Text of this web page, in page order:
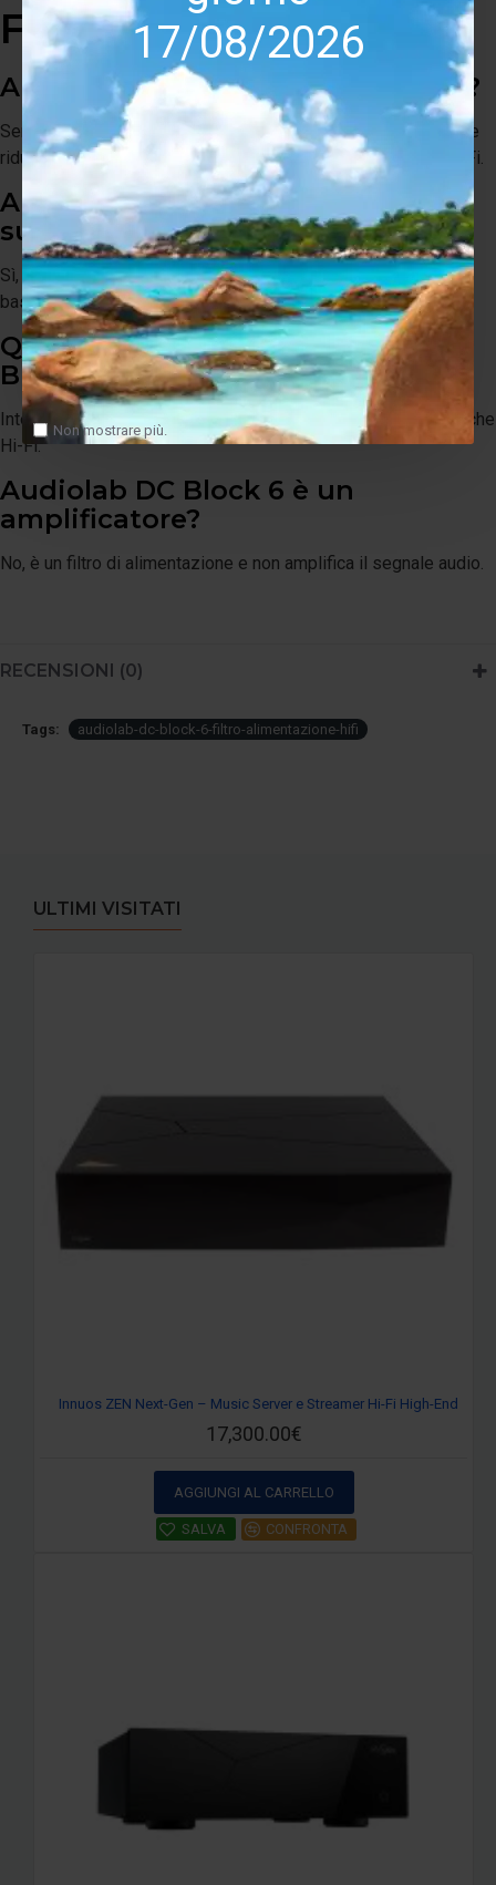
17/08/2026
Non mostrare più.
FAQ SEO
A cosa serve Audiolab DC Block 6?
Serve a eliminare la componente continua dalla rete elettrica e
ridurre rumori e vibrazioni dei trasformatori negli impianti Hi-Fi.
Audiolab DC Block 6 migliora il
suono?
Sì, può migliorare silenzio di fondo, dinamica, controllo del
basso e naturalezza generale dell’ascolto.
Quante prese ha Audiolab DC
Block 6?
Integra 6 prese di alimentazioneper collegare più elettroniche
Hi-Fi.
Audiolab DC Block 6 è un
amplificatore?
No, è un filtro di alimentazione e non amplifica il segnale audio.
RECENSIONI (0)
Tags: audiolab-dc-block-6-filtro-alimentazione-hifi
ULTIMI VISITATI
Innuos ZEN Next-Gen – Music Server e Streamer Hi-Fi High-End
17,300.00€
AGGIUNGI AL CARRELLO
SALVA CONFRONTA